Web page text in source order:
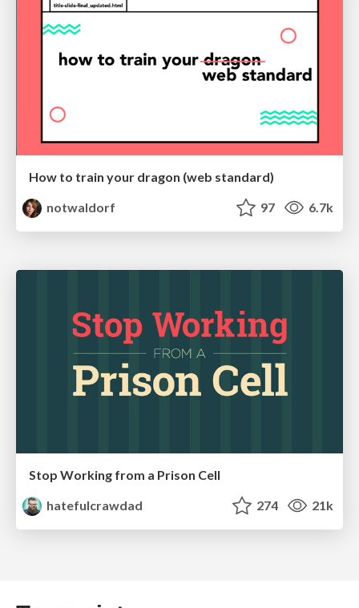
How to train your dragon (web standard)
notwaldorf
97 6.7k
Stop Working from a Prison Cell
hatefulcrawdad
274 21k